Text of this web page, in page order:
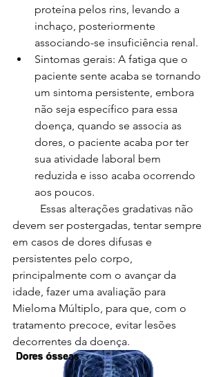
proteína pelos rins, levando a
inchaço, posteriormente
associando-se insuficiência renal.
Sintomas gerais: A fatiga que o
paciente sente acaba se tornando
um sintoma persistente, embora
não seja específico para essa
doença, quando se associa as
dores, o paciente acaba por ter
sua atividade laboral bem
reduzida e isso acaba ocorrendo
aos poucos.
devem ser postergadas, tentar sempre
em casos de dores difusas e
persistentes pelo corpo,
principalmente com o avançar da
idade, fazer uma avaliação para
Mieloma Múltiplo, para que, com o
tratamento precoce, evitar lesões
decorrentes da doença.